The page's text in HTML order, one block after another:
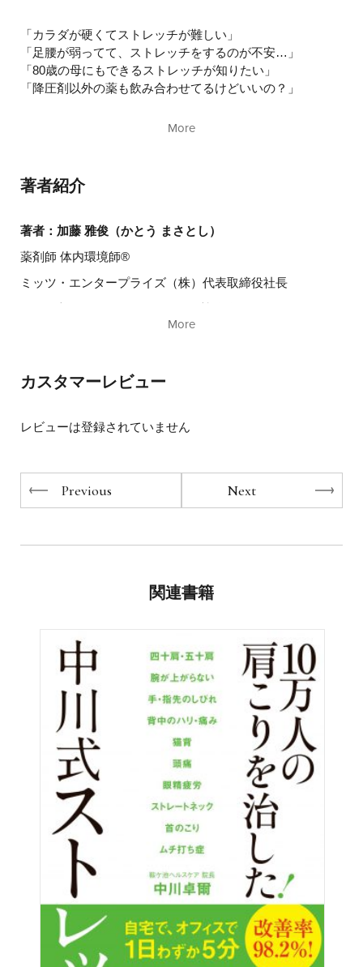
「カラダが硬くてストレッチが難しい」
「足腰が弱ってて、ストレッチをするのが不安…」
「80歳の母にもできるストレッチが知りたい」
「降圧剤以外の薬も飲み合わせてるけどいいの？」
その読者の皆さんから届いた、冒頭のような
たくさんの疑問や不安の声に改めて答えたい！
実践編が誕生しました！
運動不足で体がガチガチに硬くなってしまった人には、
もっとラクにできる、タオルを使ったアレンジ方法を。
降圧剤以外にも、複数の薬を飲み合わせている人には、
薬に頼らず「降圧ストレッチ」で血圧を改善してゆく様子
よりやさしく、
前著で大好評だった、その場で血圧が下がる
「降圧ツボ」もより大きな写真で
解説しています。
より実用度をアップさせた本書で、今日から
薬に頼らず血圧を下げる「降圧ストレッチ」を
始めてください！
【アチーブメント出版より】
前著『薬に頼らず血圧を下げる方法』出版後、
加藤雅俊先生のセミナーにおいで頂いた
たくさんの読者の方といっしょに
降圧ストレッチをしてきました。
頭の上で腕が伸び切らないかた
「座ったままでもよいでしょうか？」と不安そうなかた
つらそうに硬い体を伸ばそうと頑張っているかた
そんな読者のみなさんのご様子をみた加藤先生から
「もっと誰でもラクにできる降圧ストレッチを紹介した
More
著者紹介
著者：加藤 雅俊（かとう まさとし）
薬剤師 体内環境師®
ミッツ・エンタープライズ（株）代表取締役社長
薬に頼らずに、食事や運動、東洋医学など、多方面から症
日本で初めて提唱。現在もその第一人者である。大学卒業
も不調になることがあり、両方が健やかでないと、人間が
本来持つ「自然治癒力」は働かないことに気づく。それを
きっかけに、“食事＋運動＋心のケア”を通じ、「薬に頼ら
年、予防医療を志し起業。「心と体の両方」を診るサロン
ない「人間全体を包括的にみる医学」がテレビ・雑誌等で
取り上げられ話題となり、モデルや女優の体内環境のケア
ッチ』（アチーブメント出版）『増補改訂版 ホントによく
効くリンパとツボの本』（日本文芸社）など多数。著書累
計は240万部を超える。
ＪＨＴ日本ホリスティックセラピストアカデミー/加藤雅俊
による血圧相談室
http://www.jht-ac.com/
YouTubeチャンネル「加藤雅俊の体内環境塾」
http://www.youtube.com/@kato_masatoshi
More
カスタマーレビュー
レビューは登録されていません
Previous Next
関連書籍